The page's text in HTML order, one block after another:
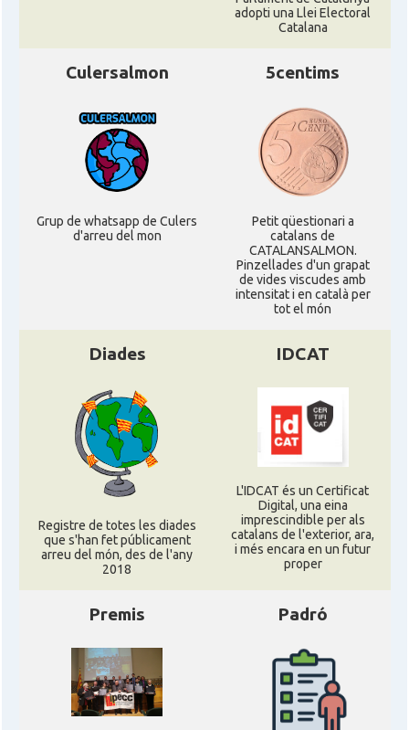
Consolat general a Washington
Ambaixada
Ambaixada espanyola a Estats Units
* + ambaixades i consolats
adopti una Llei Electoral
Catalana
Culersalmon
Grup de whatsapp de Culers
d'arreu del mon
5centims
Petit qüestionari a
catalans de
CATALANSALMON.
Pinzellades d'un grapat
de vides viscudes amb
intensitat i en català per
tot el món
Diades
Registre de totes les diades
que s'han fet públicament
arreu del món, des de l'any
2018
IDCAT
L'IDCAT és un Certificat
Digital, una eina
imprescindible per als
catalans de l'exterior, ara,
i més encara en un futur
proper
Premis Padró